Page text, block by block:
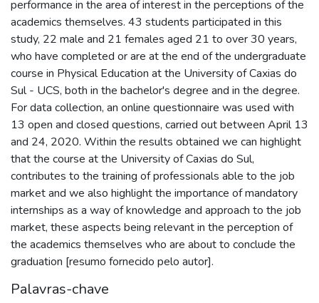
performance in the area of interest in the perceptions of the
academics themselves. 43 students participated in this
study, 22 male and 21 females aged 21 to over 30 years,
who have completed or are at the end of the undergraduate
course in Physical Education at the University of Caxias do
Sul - UCS, both in the bachelor's degree and in the degree.
For data collection, an online questionnaire was used with
13 open and closed questions, carried out between April 13
and 24, 2020. Within the results obtained we can highlight
that the course at the University of Caxias do Sul,
contributes to the training of professionals able to the job
market and we also highlight the importance of mandatory
internships as a way of knowledge and approach to the job
market, these aspects being relevant in the perception of
the academics themselves who are about to conclude the
graduation [resumo fornecido pelo autor].
Palavras-chave